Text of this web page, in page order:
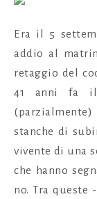
Era il 5
addio al
retaggio del
41 anni fa
stanche di
vivente di una
che hanno
no. Tra queste